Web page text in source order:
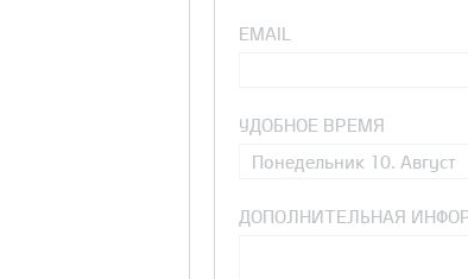
EMAIL
УДОБНОЕ ВРЕМЯ
Понедельник 10. Август
ДОПОЛНИТЕЛЬНАЯ